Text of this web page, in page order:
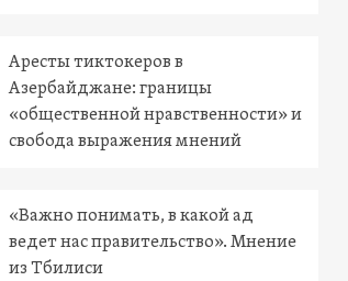
Аресты тиктокеров в
Азербайджане: границы
«общественной нравственности» и
свобода выражения мнений
«Важно понимать, в какой ад
ведет нас правительство». Мнение
из Тбилиси